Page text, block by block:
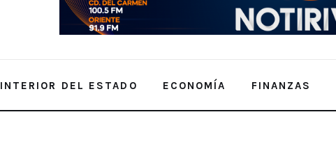
INTERIOR DEL ESTADO ECONOMÍA FINANZAS